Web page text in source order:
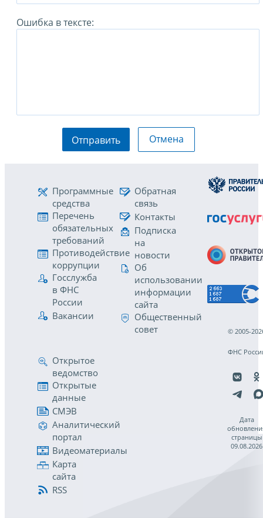
Ошибка в тексте:
Отправить Отмена
Программные
средства
Перечень
обязательных
требований
Противодействие
коррупции
Госслужба
в ФНС
России
Вакансии
Обратная
связь
Контакты
Подписка
на
новости
Об
использовании
информации
сайта
Общественный
совет
Открытое
ведомство
Открытые
данные
СМЭВ
Аналитический
портал
Видеоматериалы
Карта
сайта
RSS
© 2005-
ФНС
Дата
страницы
09.08.2026